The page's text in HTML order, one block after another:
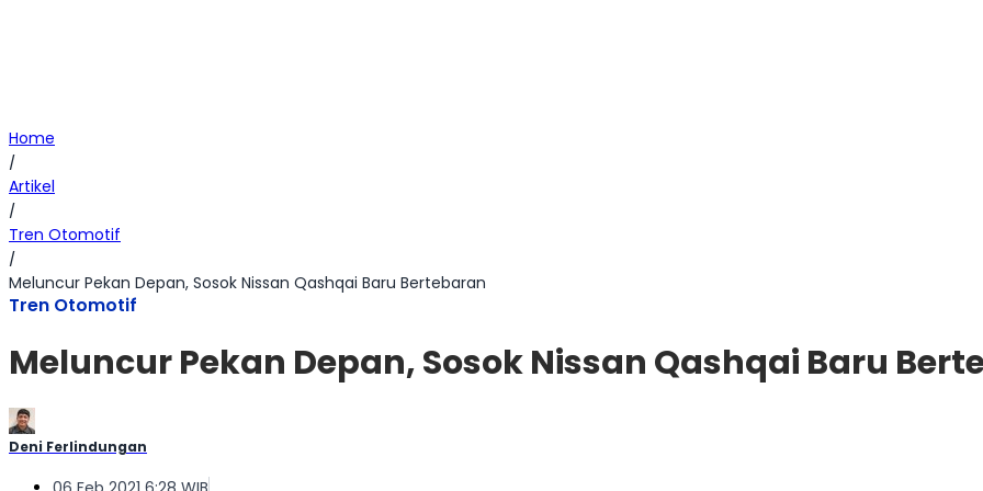
Home
/
Artikel
/
Tren Otomotif
/
Meluncur Pekan Depan, Sosok Nissan Qashqai Baru Bertebaran
Tren Otomotif
Meluncur Pekan Depan, Sosok Nissan Qashqai Baru
Deni Ferlindungan